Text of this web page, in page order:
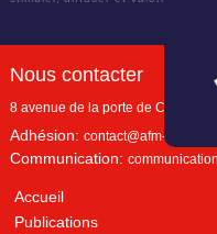
Nous contacter
8 avenue de la porte de
Adhésion: contact@afm-
Communication:
Accueil
Publications